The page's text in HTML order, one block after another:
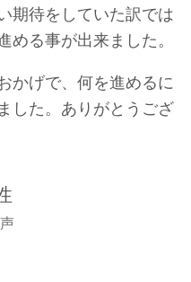
期待をしていた訳では
める事が出来ました。
かげで、何を進めるに
した。ありがとうござ